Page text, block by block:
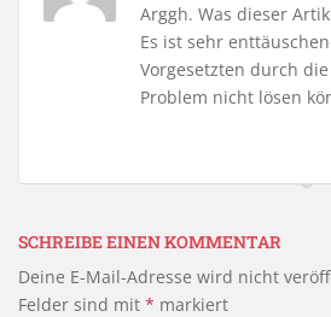
Arggh. Was dieser
Es ist sehr
Vorgesetzten durch
Problem nicht lösen
SCHREIBE EINEN KOMMENTAR
Deine E-Mail-Adresse wird nicht
Felder sind mit * markiert